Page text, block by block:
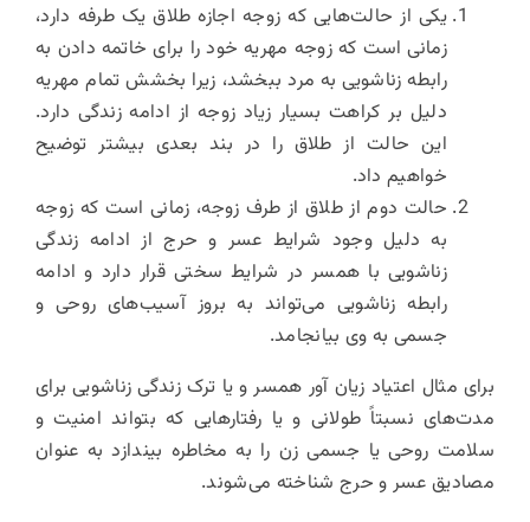
یکی از حالت‌هایی که زوجه اجازه طلاق یک طرفه دارد،
زمانی است که زوجه مهریه خود را برای خاتمه دادن به
رابطه زناشویی به مرد ببخشد، زیرا بخشش تمام مهریه
دلیل بر کراهت بسیار زیاد زوجه از ادامه زندگی دارد.
این حالت از طلاق را در بند بعدی بیشتر توضیح
خواهیم داد.
حالت دوم از طلاق از طرف زوجه، زمانی است که زوجه
به دلیل وجود شرایط عسر و حرج از ادامه زندگی
زناشویی با همسر در شرایط سختی قرار دارد و ادامه
رابطه زناشویی می‌تواند به بروز آسیب‌های روحی و
جسمی به وی بیانجامد.
برای مثال اعتیاد زیان آور همسر و یا ترک زندگی زناشویی برای
مدت‌های نسبتاً طولانی و یا رفتارهایی که بتواند امنیت و
سلامت روحی یا جسمی زن را به مخاطره بیندازد به عنوان
مصادیق عسر و حرج شناخته می‌شوند.